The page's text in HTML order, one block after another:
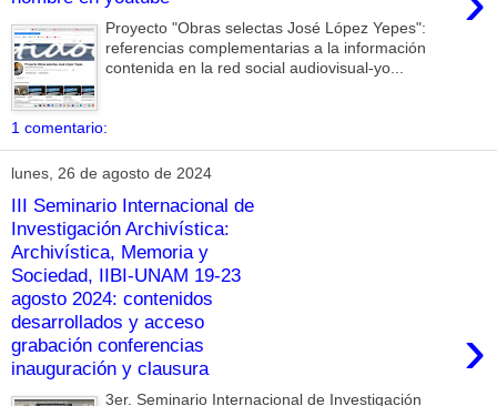
Proyecto "Obras selectas José López Yepes":
referencias complementarias a la información
contenida en la red social audiovisual-yo...
1 comentario:
lunes, 26 de agosto de 2024
III Seminario Internacional de
Investigación Archivística:
Archivística, Memoria y
Sociedad, IIBI-UNAM 19-23
agosto 2024: contenidos
desarrollados y acceso
grabación conferencias
inauguración y clausura
›
3er. Seminario Internacional de Investigación